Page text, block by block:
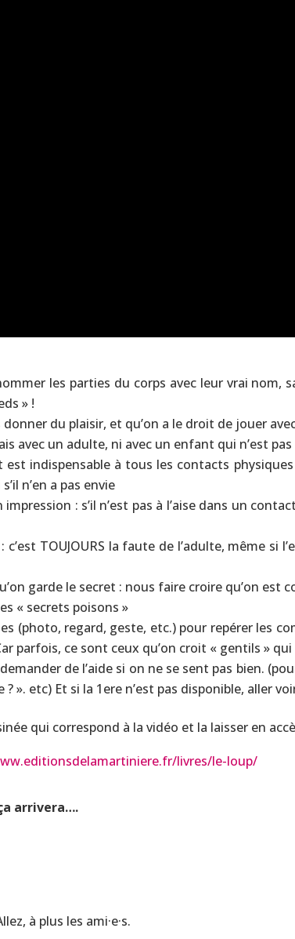
les parties du corps avec leur vrai nom,
» !
du plaisir, et qu’on a le droit de jouer
avec un adulte, ni avec un enfant qui n’est
indispensable à tous les contacts
n’en a pas envie
: s’il n’est pas à l’aise dans un
TOUJOURS la faute de l’adulte, même si
garde le secret : nous faire croire qu’on est
« secrets poisons »
(photo, regard, geste, etc.) pour repérer les
parfois, ce sont ceux qu’on croit « gentils »
de l’aide si on ne se sent pas bien.
». etc) Et si la 1ere n’est pas disponible, aller
qui correspond à la vidéo et la laisser en
livres/le-loup/
arrivera….
à plus les ami·e·s.